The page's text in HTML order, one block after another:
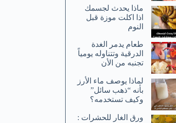
ماذا يحدث لجسمك
اذا اكلت موزة قبل
النوم
طعام يدمر الغدة
الدرقية وتتناوله يومياً
تجنبه من الأن
لماذا يوصف ماء الأرز
بأنه “ذهب سائل”
وكيف تستخدمه؟
ورق الغار للحشرات :